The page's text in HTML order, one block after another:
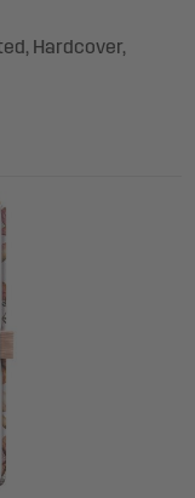
Hardcover,